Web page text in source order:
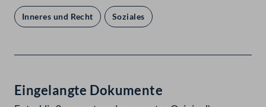
Inneres und Recht Soziales
Eingelangte Dokumente